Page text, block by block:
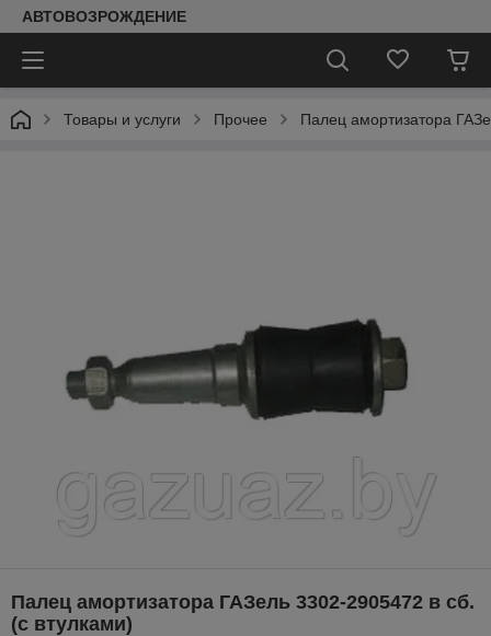
АВТОВОЗРОЖДЕНИЕ
Товары и услуги Прочее Палец амортизатора
Палец амортизатора ГАЗель 3302-2905472 в сб.
(с втулками)